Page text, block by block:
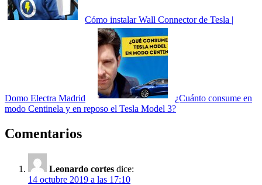
Cómo instalar Wall Connector de Tesla |
Domo Electra Madrid
¿Cuánto consume en
modo Centinela y en reposo el Tesla Model 3?
Comentarios
Leonardo cortes dice:
14 octubre 2019 a las 17:10